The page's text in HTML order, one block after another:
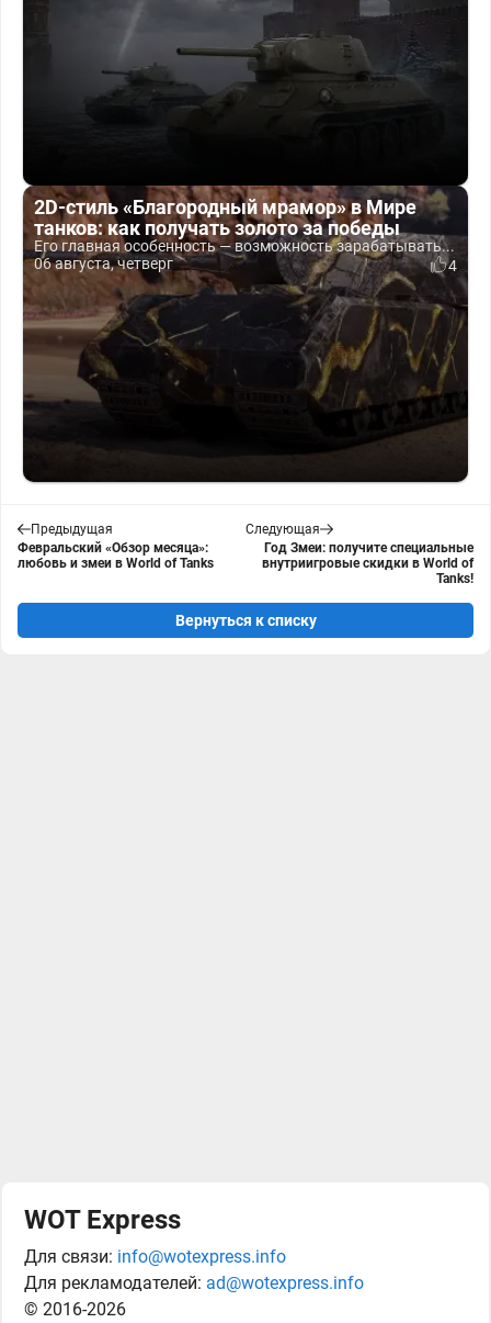
2D-стиль «Благородный мрамор» в Мире
танков: как получать золото за победы
Его главная особенность — возможность зарабатывать...
06 августа, четверг
4
Предыдущая
Февральский «Обзор месяца»:
любовь и змеи в World of Tanks
Следующая
Год Змеи: получите специальные
внутриигровые скидки в World of
Tanks!
Вернуться к списку
WOT Express
Для связи: info@wotexpress.info
Для рекламодателей: ad@wotexpress.info
© 2016-2026